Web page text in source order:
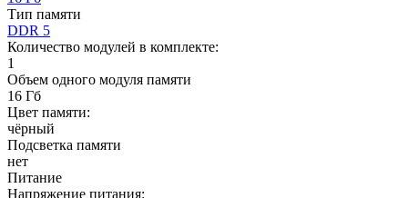
Тип памяти
DDR 5
Количество модулей в комплекте:
1
Объем одного модуля памяти
16 Гб
Цвет памяти:
чёрный
Подсветка памяти
нет
Питание
Напряжение питания: